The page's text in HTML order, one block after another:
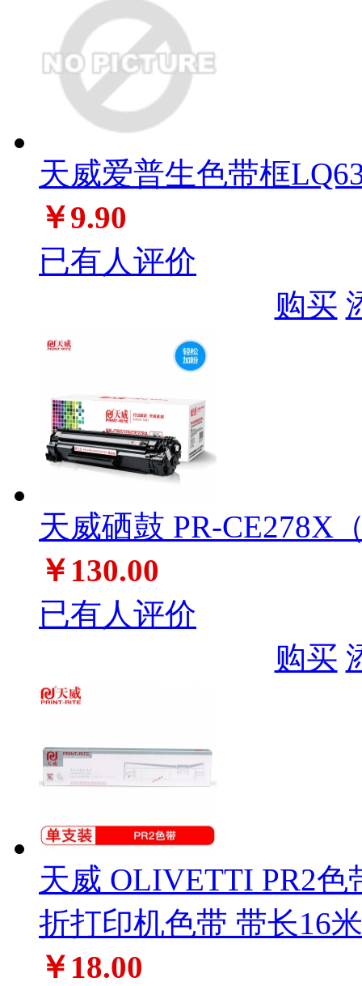
天威爱普生色带框
￥9.90
已有人评价
购买
天威硒鼓 PR-CE278X
￥130.00
已有人评价
购买
天威 OLIVETTI PR2色
折打印机色带 带长16
￥18.00